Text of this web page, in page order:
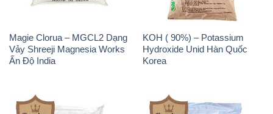
Magie Clorua – MGCL2 Dạng
Vảy Shreeji Magnesia Works
Ấn Độ India
KOH ( 90%) – Potassium
Hydroxide Unid Hàn Quốc
Korea